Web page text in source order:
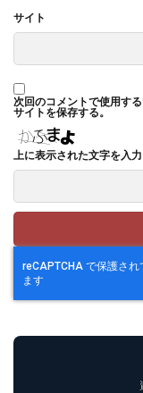
サイト
次回のコメントで使用す
サイトを保存する。
上に表示された文字を入力